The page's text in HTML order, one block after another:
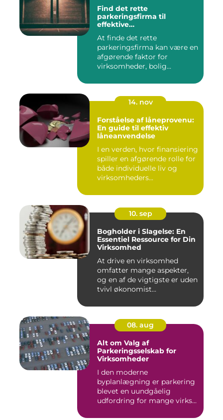
Find det rette
parkeringsfirma til
effektive
At finde det rette
parkeringsfirma kan være en
afgørende faktor for
virksomheder, bolig...
14. nov
Forståelse af låneprovenu:
En guide til effektiv
låneanvendelse
I en verden, hvor finansiering
spiller en afgørende rolle for
både individuelle liv og
virksomheders...
10. sep
Bogholder i Slagelse: En
Essentiel Ressource for Din
Virksomhed
At drive en virksomhed
omfatter mange aspekter,
og en af de vigtigste er uden
tvivl økonomist...
08. aug
Alt om Valg af
Parkeringsselskab for
Virksomheder
I den moderne
byplanlægning er parkering
blevet en uundgåelig
udfordring for mange virks...